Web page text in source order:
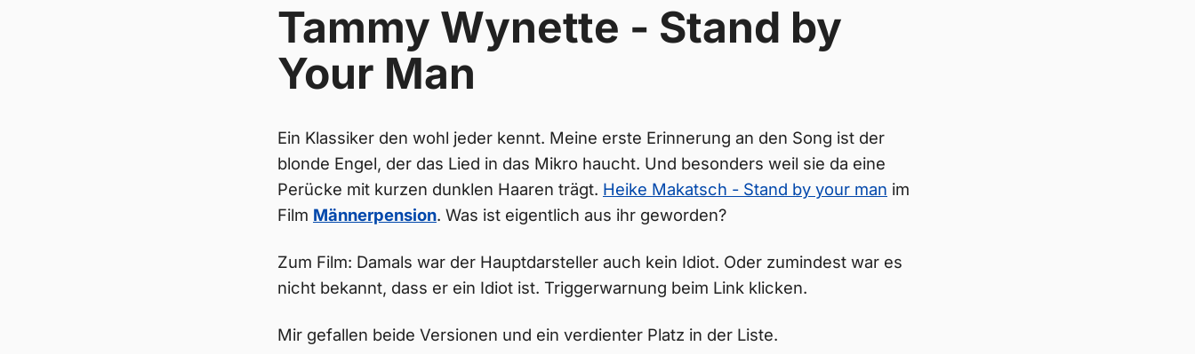
Tammy Wynette - Stand by
Your Man
Ein Klassiker den wohl jeder kennt. Meine erste Erinnerung an den Song ist der
blonde Engel, der das Lied in das Mikro haucht. Und besonders weil sie da eine
Perücke mit kurzen dunklen Haaren trägt. Heike Makatsch - Stand by your man im
Film Männerpension. Was ist eigentlich aus ihr geworden?
Zum Film: Damals war der Hauptdarsteller auch kein Idiot. Oder zumindest war es
nicht bekannt, dass er ein Idiot ist. Triggerwarnung beim Link klicken.
Mir gefallen beide Versionen und ein verdienter Platz in der Liste.